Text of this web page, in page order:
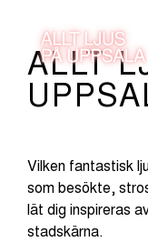
ALLT
Vilken fantastisk
som besökte,
lät dig inspireras
stadskärna.